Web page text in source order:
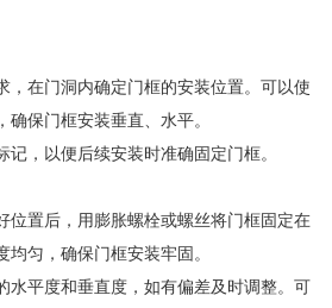
，在门洞内确定门框的安装位置。可以使
保门框安装垂直、水平。
，以便后续安装时准确固定门框。
位置后，用膨胀螺栓或螺丝将门框固定在
匀，确保门框安装牢固。
水平度和垂直度，如有偏差及时调整。可